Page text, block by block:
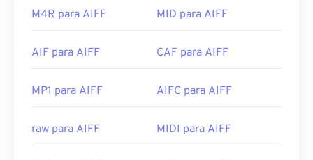
M4R para AIFF MID para AIFF
AIF para AIFF CAF para AIFF
MP1 para AIFF AIFC para AIFF
raw para AIFF MIDI para AIFF